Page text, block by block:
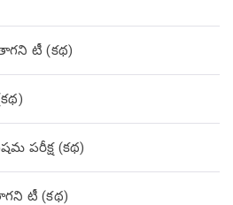
టీ (కథ)
పరీక్ష (క‌థ‌)
టీ (కథ)